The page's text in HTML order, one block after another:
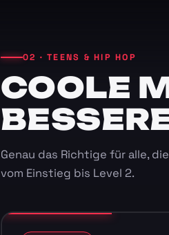
02 · TEENS & HIP HOP
COOLE
Genau das Richtige für alle,
vom Einstieg bis Level 2.